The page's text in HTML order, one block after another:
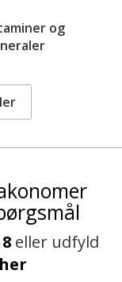
og
eller udfyld